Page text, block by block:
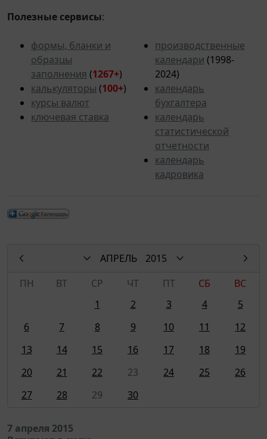
Полезные сервисы:
формы, бланки и
образцы
заполнения (1267+)
калькуляторы (100+)
курсы валют
ключевая ставка
производственные
календари (1998-
2024)
календарь
бухгалтера
календарь
статистической
отчетности
календарь
кадровика
АПРЕЛЬ
2015
ПН
ВТ СР ЧТ ПТ СБ
ВС
1
2 3 4
5
6
7 8 9 10 11
12
13
14 15 16 17 18
19
20
21 22 23 24 25
26
27
28 29 30
7 апреля 2015